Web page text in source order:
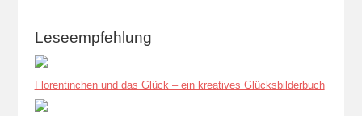
Leseempfehlung
Florentinchen und das Glück – ein kreatives Glücksbilderbuch